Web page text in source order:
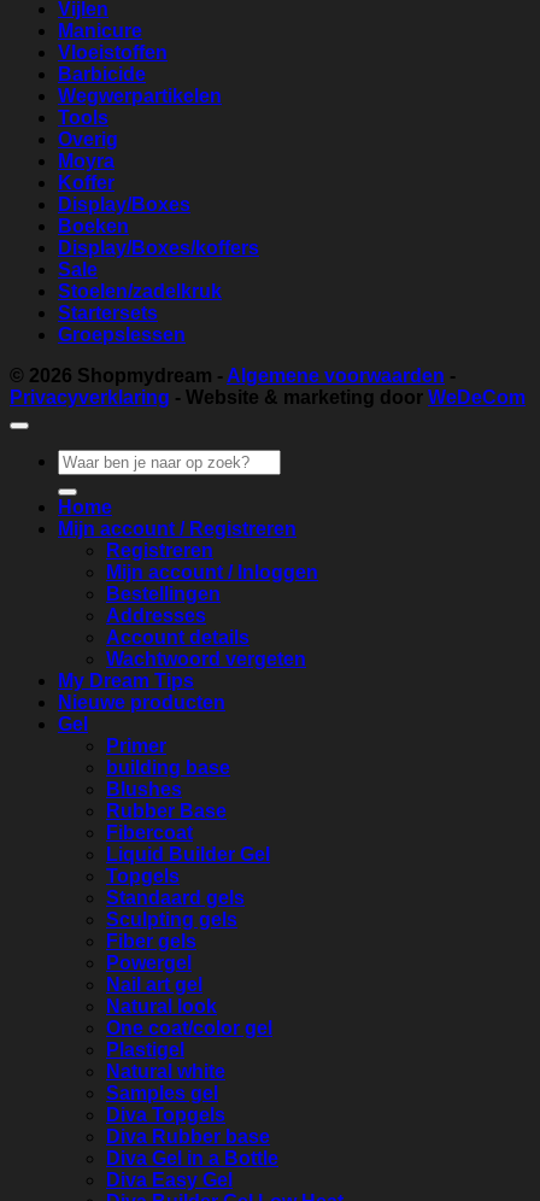
Vijlen
Manicure
Vloeistoffen
Barbicide
Wegwerpartikelen
Tools
Overig
Moyra
Koffer
Display/Boxes
Boeken
Display/Boxes/koffers
Sale
Stoelen/zadelkruk
Startersets
Groepslessen
© 2026 Shopmydream - Algemene voorwaarden -
Privacyverklaring - Website & marketing door WeDeCom
Zoeken
naar:
Home
Mijn account / Registreren
Registreren
Mijn account / Inloggen
Bestellingen
Addresses
Account details
Wachtwoord vergeten
My Dream Tips
Nieuwe producten
Gel
Primer
building base
Blushes
Rubber Base
Fibercoat
Liquid Builder Gel
Topgels
Standaard gels
Sculpting gels
Fiber gels
Powergel
Nail art gel
Natural look
One coat/color gel
Plastigel
Natural white
Samples gel
Diva Topgels
Diva Rubber base
Diva Gel in a Bottle
Diva Easy Gel